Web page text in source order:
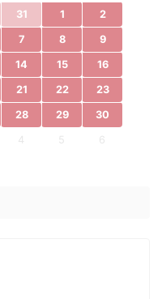
31 1 2
7 8 9
14 15 16
21 22 23
28 29 30
4 5 6